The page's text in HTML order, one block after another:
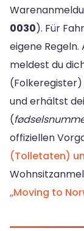
0030). Für
eigene
meldest du
und erhältst
(
offiziellen
(Tolletaten)
„Moving to